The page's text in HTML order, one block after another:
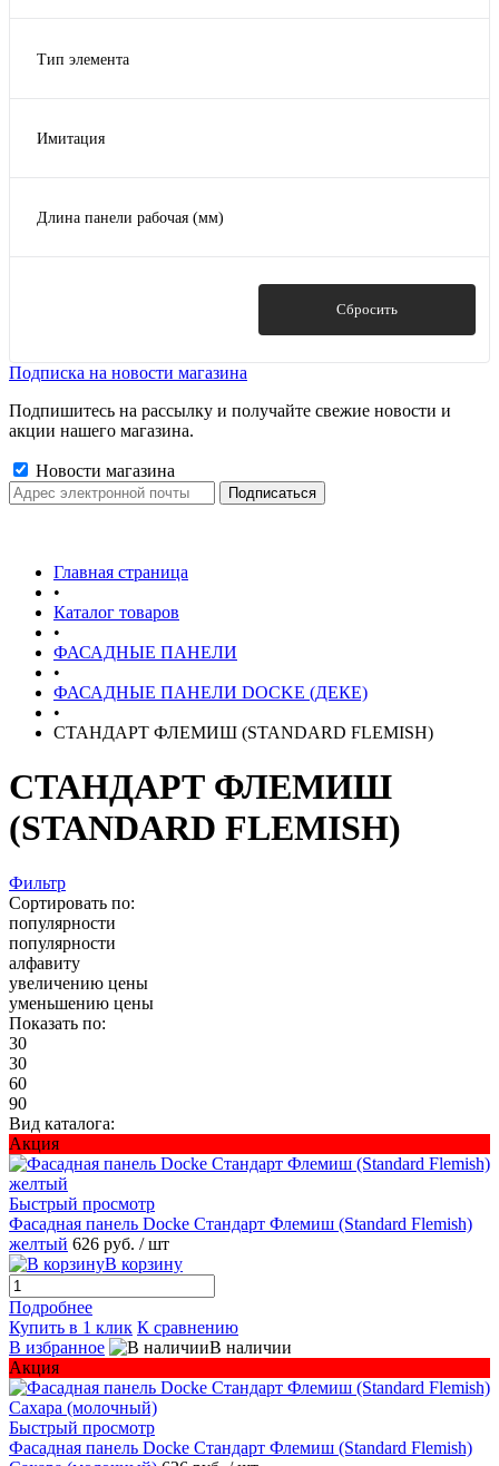
Тип элемента
Имитация
Длина панели рабочая (мм)
Сбросить
Подписка на новости магазина
Подпишитесь на рассылку и получайте свежие новости и
акции нашего магазина.
Новости магазина
Главная страница
•
Каталог товаров
•
ФАСАДНЫЕ ПАНЕЛИ
•
ФАСАДНЫЕ ПАНЕЛИ DOCKE (ДЕКЕ)
•
СТАНДАРТ ФЛЕМИШ (STANDARD FLEMISH)
СТАНДАРТ ФЛЕМИШ
(STANDARD FLEMISH)
Фильтр
Сортировать по:
популярности
популярности
алфавиту
увеличению цены
уменьшению цены
Показать по:
30
30
60
90
Вид каталога:
Акция
Быстрый просмотр
Фасадная панель Docke Стандарт Флемиш (Standard Flemish)
желтый 626 руб. / шт
В корзину
Подробнее
Купить в 1 клик К сравнению
В избранное
В наличии
Акция
Быстрый просмотр
Фасадная панель Docke Стандарт Флемиш (Standard Flemish)